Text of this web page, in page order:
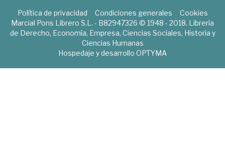
Política de privacidad Condiciones generales
Cookies
Marcial Pons Librero S.L. - B82947326 © 1948 - 2018. Librería
de Derecho, Economía, Empresa, Ciencias Sociales, Historia y
Ciencias Humanas
Hospedaje y desarrollo OPTYMA